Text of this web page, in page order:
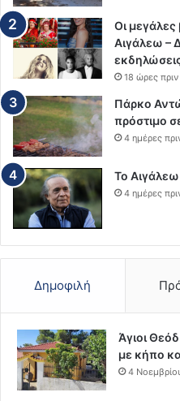
Οι μεγάλες
Αιγάλεω –
18 ώρες πριν
Πάρκο
πρόστιμο
4 ημέρες
Το
4 ημέρες
Δημοφιλή
Άγιοι
με κήπο
4